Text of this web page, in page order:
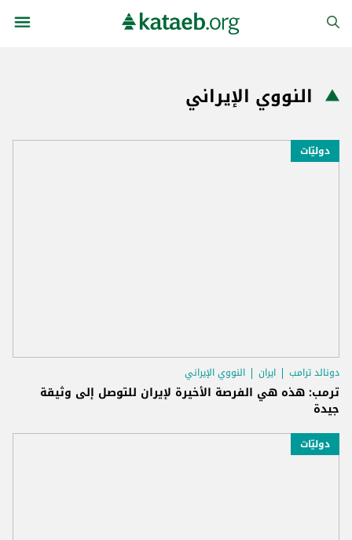
النووي الإيراني
دوليّات
دونالد ترامب ايران النووي الإيراني
ترمب: هذه هي الفرصة الأخيرة لإيران للتوصل إلى وثيقة
جيدة
دوليّات